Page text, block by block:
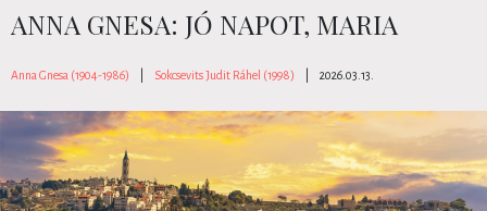
ANNA GNESA: JÓ NAPOT, MARIA
Anna Gnesa (1904-1986) Sokcsevits Judit Ráhel (1998) 2026.03.13.